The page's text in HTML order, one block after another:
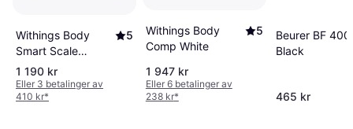
Withings Body
Smart Scale
WBS13 White
5
1 190 kr
Eller 3 betalinger av
410 kr*
Withings Body
Comp White
5
1 947 kr
Eller 6 betalinger av
238 kr*
Beurer BF 400
Black
465 kr